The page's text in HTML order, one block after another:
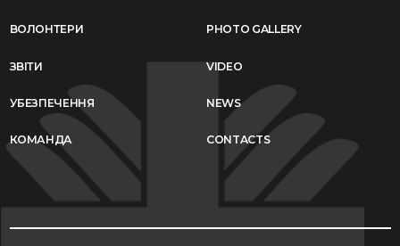
ВОЛОНТЕРИ
ЗВІТИ
УБЕЗПЕЧЕННЯ
КОМАНДА
PHOTO GALLERY
VIDEO
NEWS
CONTACTS